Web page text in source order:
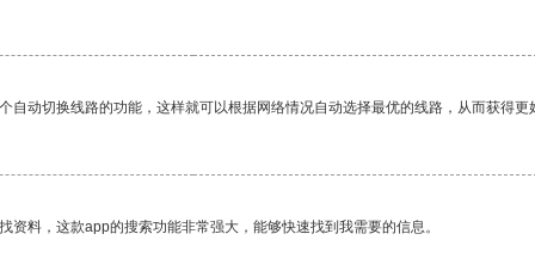
动切换线路的功能，这样就可以根据网络情况自动选择最优的线路，从而获得更
料，这款app的搜索功能非常强大，能够快速找到我需要的信息。